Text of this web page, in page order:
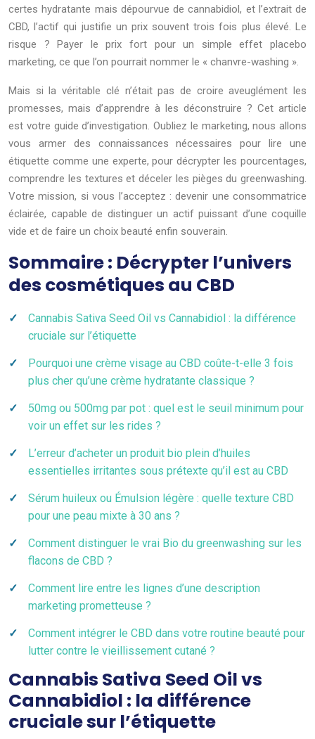
certes hydratante mais dépourvue de cannabidiol, et l’extrait de
CBD, l’actif qui justifie un prix souvent trois fois plus élevé. Le
risque ? Payer le prix fort pour un simple effet placebo
marketing, ce que l’on pourrait nommer le « chanvre-washing ».
Mais si la véritable clé n’était pas de croire aveuglément les
promesses, mais d’apprendre à les déconstruire ? Cet article
est votre guide d’investigation. Oubliez le marketing, nous allons
vous armer des connaissances nécessaires pour lire une
étiquette comme une experte, pour décrypter les pourcentages,
comprendre les textures et déceler les pièges du greenwashing.
Votre mission, si vous l’acceptez : devenir une consommatrice
éclairée, capable de distinguer un actif puissant d’une coquille
vide et de faire un choix beauté enfin souverain.
Sommaire : Décrypter l’univers
des cosmétiques au CBD
Cannabis Sativa Seed Oil vs Cannabidiol : la différence
cruciale sur l’étiquette
Pourquoi une crème visage au CBD coûte-t-elle 3 fois
plus cher qu’une crème hydratante classique ?
50mg ou 500mg par pot : quel est le seuil minimum pour
voir un effet sur les rides ?
L’erreur d’acheter un produit bio plein d’huiles
essentielles irritantes sous prétexte qu’il est au CBD
Sérum huileux ou Émulsion légère : quelle texture CBD
pour une peau mixte à 30 ans ?
Comment distinguer le vrai Bio du greenwashing sur les
flacons de CBD ?
Comment lire entre les lignes d’une description
marketing prometteuse ?
Comment intégrer le CBD dans votre routine beauté pour
lutter contre le vieillissement cutané ?
Cannabis Sativa Seed Oil vs
Cannabidiol : la différence
cruciale sur l’étiquette